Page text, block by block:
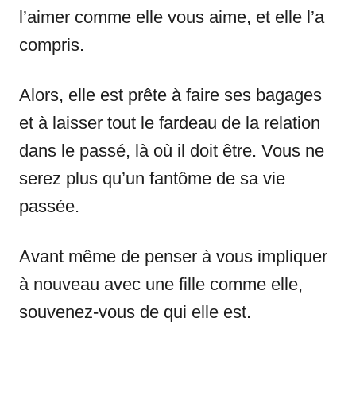
l’aimer comme elle vous aime, et elle l’a
compris.
Alors, elle est prête à faire ses bagages
et à laisser tout le fardeau de la relation
dans le passé, là où il doit être. Vous ne
serez plus qu’un fantôme de sa vie
passée.
Avant même de penser à vous impliquer
à nouveau avec une fille comme elle,
souvenez-vous de qui elle est.